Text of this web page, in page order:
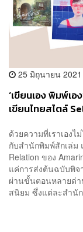
25 มิถุนายน 2021
‘เขียนเอง พิมพ์เอ
เขียนไทยสไตล์
ด้วยความที่เราเอง
กับสำนักพิมพ์สักเล่ม
Relation ของ
แค่การส่งต้นฉบับพิจ
ผ่านขั้นตอนหลายด่า
สนิยม ซึ่งแต่ละสำนั